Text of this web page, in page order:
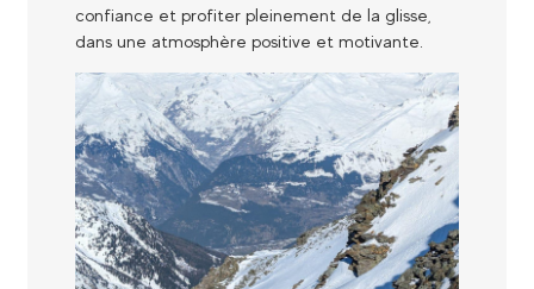
confiance et profiter pleinement de la glisse,
dans une atmosphère positive et motivante.